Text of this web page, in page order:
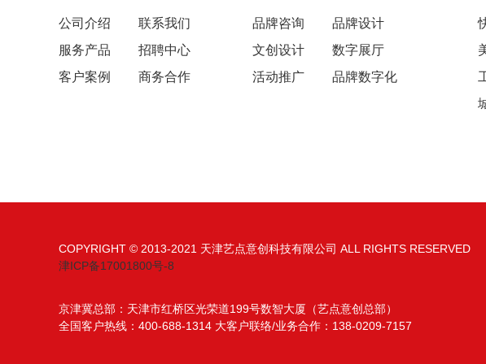
专走高端品
虑，也可以
公司介绍
联系我们
服务产品
招聘中心
客户案例
商务合作
品牌咨询
品牌设计
文创设计
数字展厅
活动推广
品牌数字化
COPYRIGHT © 2013-2021 天津艺点意创科技有限公司 ALL RIGHTS RESERVED
津ICP备17001800号-8
京津冀总部：天津市红桥区光荣道199号数智大厦（艺点意创总部）
全国客户热线：400-688-1314 大客户联络/业务合作：138-0209-7157